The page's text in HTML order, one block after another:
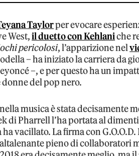
Taylorper evocare
West,il duetto con Kehlaniche
pericolosi, l’apparizione nel
– ha iniziato la carriera da
–, e per questo ha un
del pop nero.
musica è stata decisamente
di Pharrell l’ha portata al
ha vacillato. La firma con
pieno di collaboratori